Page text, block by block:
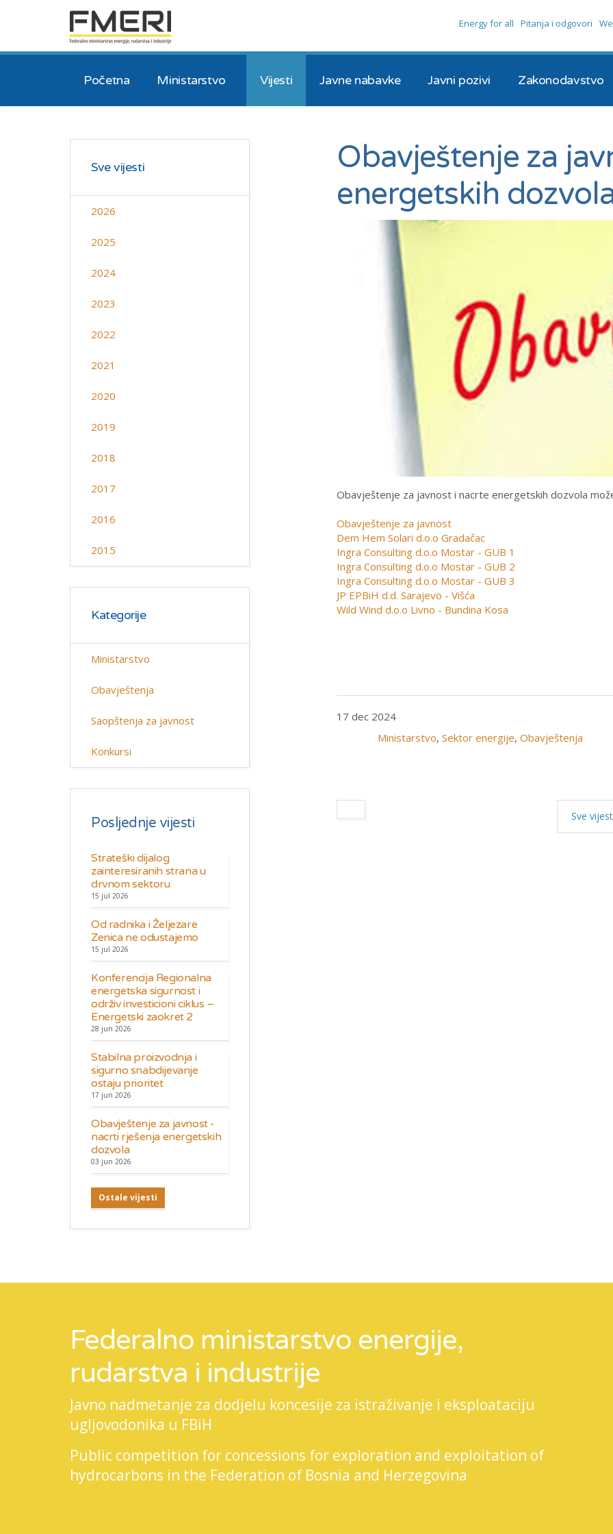
Početna Ministarstvo Vijesti Javne nabavke Javni pozivi Zakonodavstvo
Energy for all Pitanja i odgovori
Obavještenje za
energetskih
Obavještenje za javnost i nacrte energetskih dozvola
Obavještenje za javnost
Dem Hem Solari d.o.o Gradačac
Ingra Consulting d.o.o Mostar - GUB 1
Ingra Consulting d.o.o Mostar - GUB 2
Ingra Consulting d.o.o Mostar - GUB 3
JP EPBiH d.d. Sarajevo - Višća
Wild Wind d.o.o Livno - Bundina Kosa
17 dec 2024
Ministarstvo, Sektor energije, Obavještenja
Sve
Sve vijesti
2026
2025
2024
2023
2022
2021
2020
2019
2018
2017
2016
2015
Kategorije
Ministarstvo
Obavještenja
Saopštenja za javnost
Konkursi
Posljednje vijesti
Strateški dijalog
zainteresiranih strana u
drvnom sektoru
15 jul 2026
Od radnika i Željezare
Zenica ne odustajemo
15 jul 2026
Konferencija Regionalna
energetska sigurnost i
održiv investicioni ciklus –
Energetski zaokret 2
28 jun 2026
Stabilna proizvodnja i
sigurno snabdijevanje
ostaju prioritet
17 jun 2026
Obavještenje za javnost -
nacrti rješenja energetskih
dozvola
03 jun 2026
Ostale vijesti
Federalno ministarstvo energije,
rudarstva i industrije
Javno nadmetanje za dodjelu koncesije za istraživanje i eksploataciju
ugljovodonika u FBiH
Public competition for concessions for exploration and exploitation of
hydrocarbons in the Federation of Bosnia and Herzegovina